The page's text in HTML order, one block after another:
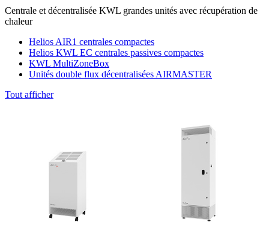
Centrale et décentralisée KWL grandes unités avec récupération de
chaleur
Helios AIR1 centrales compactes
Helios KWL EC centrales passives compactes
KWL MultiZoneBox
Unités double flux décentralisées AIRMASTER
Tout afficher